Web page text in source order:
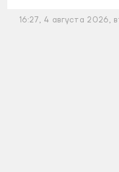
16:27, 4 августа 2026,